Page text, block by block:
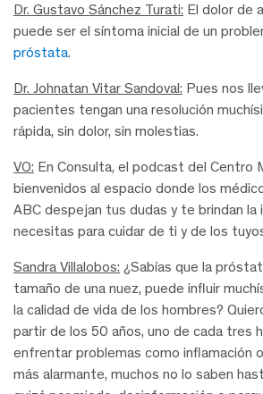
Dr. Gustavo Sánchez Turati: El dolor de
puede ser el síntoma inicial de un
próstata.
Dr. Johnatan Vitar Sandoval: Pues nos
pacientes tengan una resolución
rápida, sin dolor, sin molestias.
VO: En Consulta, el podcast del Centro
bienvenidos al espacio donde los
ABC despejan tus dudas y te brindan la
necesitas para cuidar de ti y de los
Sandra Villalobos: ¿Sabías que la
tamaño de una nuez, puede influir
la calidad de vida de los hombres?
partir de los 50 años, uno de cada tres
enfrentar problemas como inflamación
más alarmante, muchos no lo saben